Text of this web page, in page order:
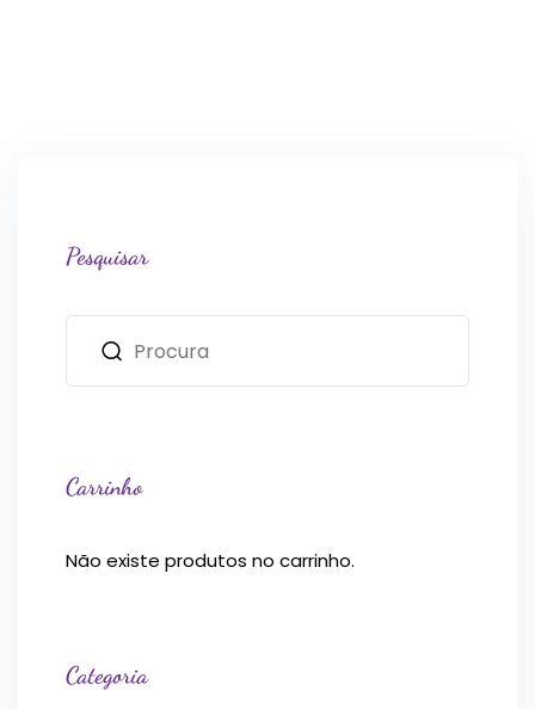
Pesquisar
Carrinho
Não existe produtos no carrinho.
Categoria